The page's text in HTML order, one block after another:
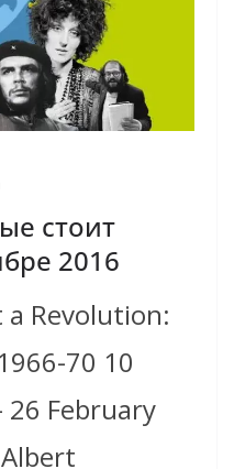
стоит
2016
a Revolution:
70 10
26 February